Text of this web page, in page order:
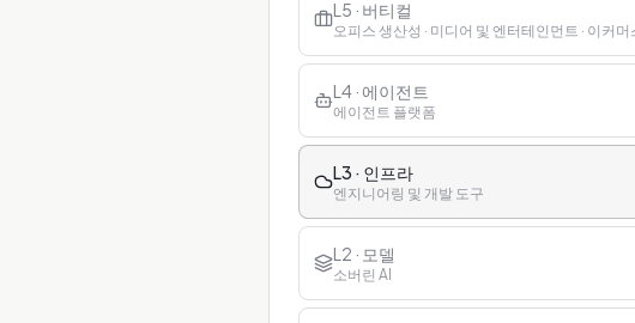
L5 · 버티컬
오피스 생산성 · 미디어 및 엔터테인먼트 · 이커머
L4 · 에이전트
에이전트 플랫폼
L3 · 인프라
엔지니어링 및 개발 도구
L2 · 모델
소버린 AI